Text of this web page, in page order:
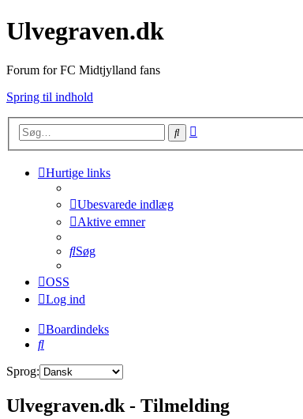
Ulvegraven.dk
Forum for FC Midtjylland fans
Spring til indhold
Søg
Hurtige links
Ubesvarede indlæg
Aktive emner
Søg
OSS
Log ind
Boardindeks
Søg
Sprog:
Ulvegraven.dk - Tilmelding